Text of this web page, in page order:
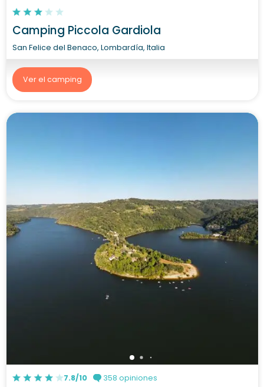
Camping Piccola Gardiola
San Felice del Benaco, Lombardía, Italia
Ver el camping
7.8/10 358 opiniones